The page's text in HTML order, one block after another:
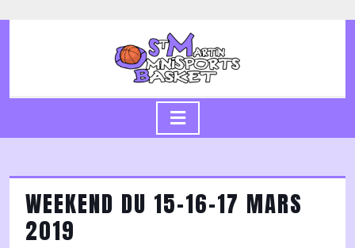
to
WEEKEND DU 15-16-17 MARS
2019